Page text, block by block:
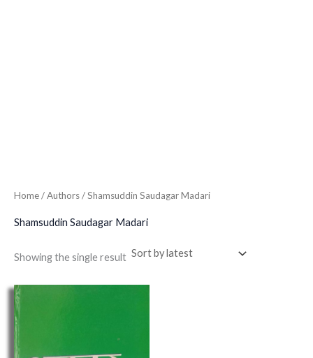
Home/ Authors / Shamsuddin Saudagar Madari
Shamsuddin Saudagar Madari
Showing the single result